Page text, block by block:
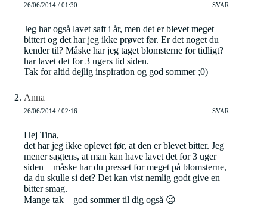
26/06/2014 / 01:30 SVAR
Jeg har også lavet saft i år, men det er blevet meget
bittert og det har jeg ikke prøvet før. Er det noget du
kender til? Måske har jeg taget blomsterne for tidligt?
har lavet det for 3 ugers tid siden.
Tak for altid dejlig inspiration og god sommer ;0)
Anna
26/06/2014 / 02:16 SVAR
Hej Tina,
det har jeg ikke oplevet før, at den er blevet bitter. Jeg
mener sagtens, at man kan have lavet det for 3 uger
siden – måske har du presset for meget på blomsterne,
da du skulle si det? Det kan vist nemlig godt give en
bitter smag.
Mange tak – god sommer til dig også 😉